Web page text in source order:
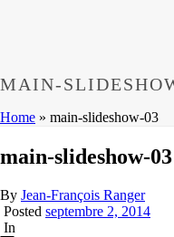
MAIN-
Home » main-slideshow-03
main-slideshow-03
By Jean-François Ranger
Posted septembre 2, 2014
In